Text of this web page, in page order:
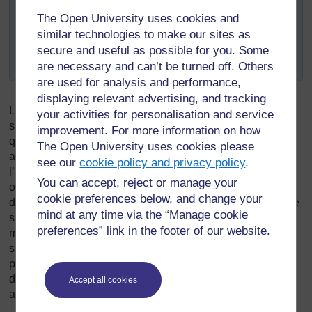
The Open University uses cookies and
similar technologies to make our sites as
secure and useful as possible for you. Some
are necessary and can’t be turned off. Others
are used for analysis and performance,
displaying relevant advertising, and tracking
your activities for personalisation and service
improvement. For more information on how
The Open University uses cookies please
see ourcookie policy and privacy policy.
You can accept, reject or manage your
cookie preferences below, and change your
mind at any time via the “Manage cookie
preferences” link in the footer of our website.
Accept all cookies
Comment pourriez-vous adapter l’Activité-clé :
Présentation de ce qui a été appris lors d’une
assemblée à l’écolepour mieux servir votre
objectif ?
Les enfants ne pourront acquérir les connaissances que
s’ils se sentent en sécurité dans la classe : c’est-à-dire
qu’ils doivent se sentir libres d’exprimer leur opinion sans
avoir peur d’être la risée de leurs camarades ou de
l’enseignant, ou de recevoir une punition de l’enseignant
ou de leurs camarades. Créer un tel environnement sans
danger demande non seulement que l’enseignant examine
ses propres valeurs, attitudes, comportements et actions,
mais qu’il examine également l’environnement familial et
social de l’enfant et qu’il prenne, au besoin, des mesures
pour le rendre positif afin de permettre l’éclosion des idées
de tous les apprenants qui se sentent ainsi valorisés et
apprennent à prendre des risques pour mieux apprendre.